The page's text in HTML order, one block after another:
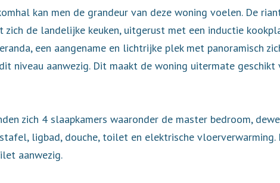
kan men de grandeur van deze woning voelen. De
zich de landelijke keuken, uitgerust met een inductie
een aangename en lichtrijke plek met panoramisch
niveau aanwezig. Dit maakt de woning uitermate
zich 4 slaapkamers waaronder de master bedroom,
ligbad, douche, toilet en elektrische
aanwezig.